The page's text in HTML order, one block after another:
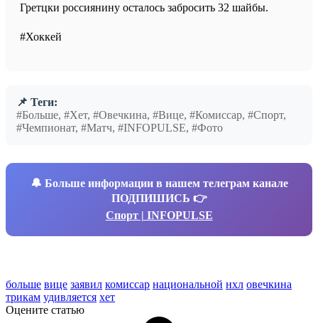
Гретцки россиянину осталось забросить 32 шайбы.
#Хоккей
📌 Теги:
#Больше, #Хет, #Овечкина, #Вице, #Комиссар, #Спорт,
#Чемпионат, #Матч, #INFOPULSE, #Фото
🔔 Больше информации в нашем телеграм канале
ПОДПИШИСЬ 👉
Спорт | INFOPULSE
больше вице заявил комиссар национальной нхл овечкина
трикам удивляется хет
Оцените статью